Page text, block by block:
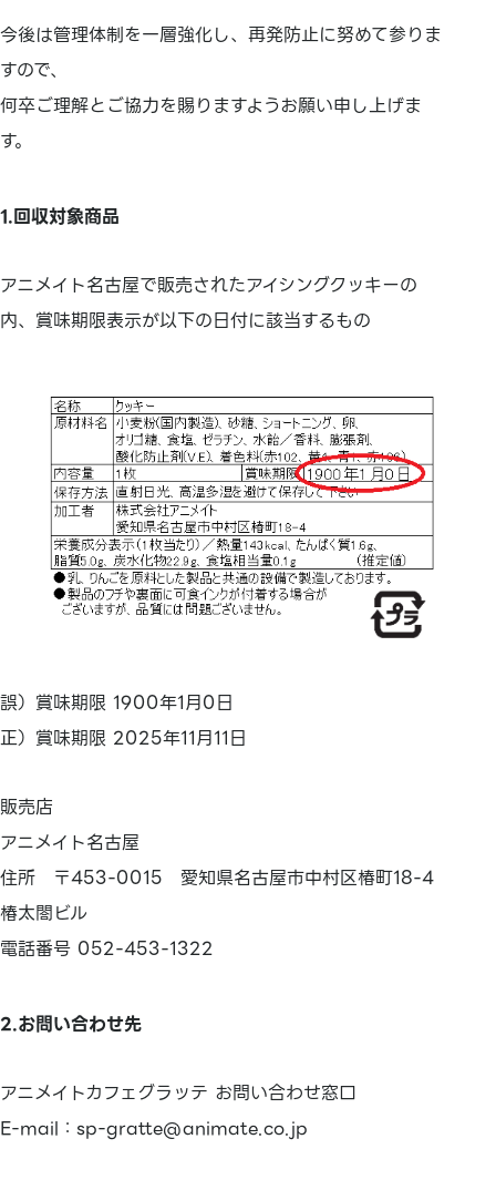
今後は管理体制を一層強化し、再発防止に努めて参りま
すので、
何卒ご理解とご協力を賜りますようお願い申し上げま
す。
1.回収対象商品
アニメイト名古屋で販売されたアイシングクッキーの
内、賞味期限表示が以下の日付に該当するもの
誤）賞味期限 1900年1月0日
正）賞味期限 2025年11月11日
販売店
アニメイト名古屋
住所 〒453-0015 愛知県名古屋市中村区椿町18-4
椿太閤ビル
電話番号 052-453-1322
2.お問い合わせ先
アニメイトカフェグラッテ お問い合わせ窓口
E-mail：sp-gratte@animate.co.jp